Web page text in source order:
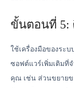
ขั้นตอนที่ 5:
ใช้เครื่องมือของระ
ซอฟต์แวร์เพิ่มเติมที่
คุณ เช่น ส่วนขยายข